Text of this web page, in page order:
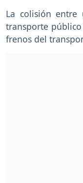
La colisión entre
transporte
frenos del